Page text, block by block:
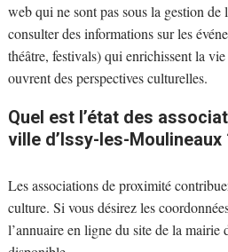
web qui ne sont pas sous la gestion de
consulter des informations sur les
théâtre, festivals) qui enrichissent la
ouvrent des perspectives culturelles.
Quel est l’état des
ville d’Issy-les-Moulineaux
Les associations de proximité
culture. Si vous désirez les
l’annuaire en ligne du site de la mairie